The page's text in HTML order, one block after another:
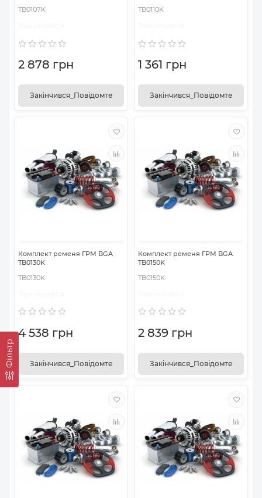
Фільтр
TB0107K
2 878 грн
Закінчився_Повідомте
TB0110K
1 361 грн
Закінчився_Повідомте
Комплект ременя ГРМ BGA
TB0130K
TB0130K
4 538 грн
Закінчився_Повідомте
Комплект ременя ГРМ BGA
TB0150K
TB0150K
2 839 грн
Закінчився_Повідомте